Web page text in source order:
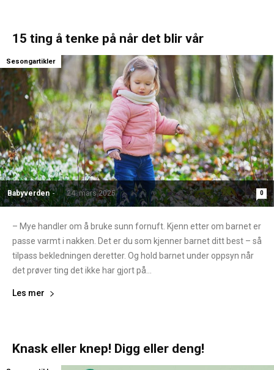
15 ting å tenke på når det blir vår
Babyverden - 24. mars 2025 0
Sesongartikler
– Mye handler om å bruke sunn fornuft. Kjenn etter om barnet er
passe varmt i nakken. Det er du som kjenner barnet ditt best – så
tilpass bekledningen deretter. Og hold barnet under oppsyn når
det prøver ting det ikke har gjort på...
Les mer
Knask eller knep! Digg eller deng!